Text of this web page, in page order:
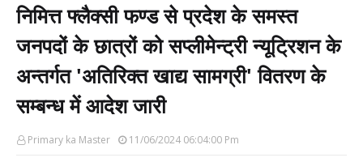
निमित्त फ्लैक्सी फण्ड से प्रदेश के समस्त
जनपदों के छात्रों को सप्लीमेन्ट्री न्यूट्रिशन के
अन्तर्गत 'अतिरिक्त खाद्य सामग्री' वितरण के
सम्बन्ध में आदेश जारी
Primary ka Master 11/06/2024 06:04:00 Pm